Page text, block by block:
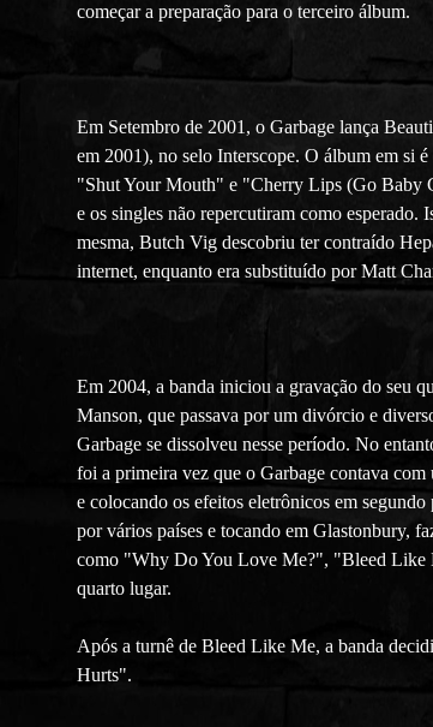
começar a preparação para o terceiro álbum.
Em Setembro de 2001, o Garbage lança
em 2001), no selo Interscope. O álbum em si
"Shut Your Mouth" e "Cherry Lips (Go Baby
e os singles não repercutiram como esperado.
mesma, Butch Vig descobriu ter contraído
internet, enquanto era substituído por Matt
Em 2004, a banda iniciou a gravação do seu
Manson, que passava por um divórcio e
Garbage se dissolveu nesse período. No
foi a primeira vez que o Garbage contava
e colocando os efeitos eletrônicos em
por vários países e tocando em Glastonbury,
como "Why Do You Love Me?", "Bleed Like
quarto lugar.
Após a turnê de Bleed Like Me, a banda
Hurts".